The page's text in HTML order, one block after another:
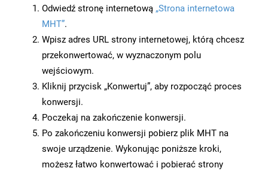
Odwiedź stronę internetową „Strona internetowa
MHT”.
Wpisz adres URL strony internetowej, którą chcesz
przekonwertować, w wyznaczonym polu
wejściowym.
Kliknij przycisk „Konwertuj”, aby rozpocząć proces
konwersji.
Poczekaj na zakończenie konwersji.
Po zakończeniu konwersji pobierz plik MHT na
swoje urządzenie. Wykonując poniższe kroki,
możesz łatwo konwertować i pobierać strony